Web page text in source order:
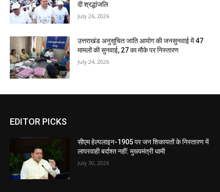
दी श्रद्धांजलि
July 26, 2026
उत्तराखंड अनुसूचित जाति आयोग की जनसुनवाई में 47
मामलों की सुनवाई, 27 का मौके पर निस्तारण
July 24, 2026
EDITOR PICKS
सीएम हेल्पलाइन-1905 पर जन शिकायतों के निस्तारण में
लापरवाही बर्दाश्त नहीं: मुख्यमंत्री धामी
July 30, 2026